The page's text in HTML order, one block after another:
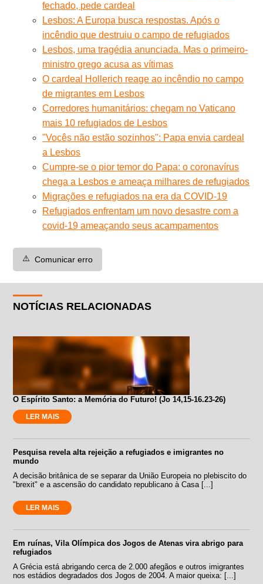
fechado, pede cardeal
Lesbos: A Europa busca respostas. Após o
incêndio que destruiu o campo de refugiados
Lesbos, uma tragédia anunciada. Mas o primeiro-
ministro grego acusa as vítimas
O cardeal Hollerich reage ao incêndio no campo
de migrantes em Lesbos
Corredores humanitários: chegam no Vaticano
mais 10 refugiados de Lesbos
"Vocês não estão sozinhos": Papa envia cardeal
a Lesbos
Cumpre-se o pior temor do Papa: o coronavírus
chega a Lesbos e ameaça milhares de refugiados
Migrações e refugiados na era da COVID-19
Refugiados enfrentam um novo desastre com a
covid-19 ameaçando seus acampamentos
⚠️ Comunicar erro
NOTÍCIAS RELACIONADAS
O Espírito Santo: a Memória do Futuro! (Jo 14,15-16.23-26)
LER MAIS
Pesquisa revela alta rejeição a refugiados e imigrantes no
mundo
A decisão britânica de se separar da União Europeia no plebiscito do
"brexit" e a ascensão do candidato republicano à Casa [...]
LER MAIS
Em ruínas, Vila Olímpica dos Jogos de Atenas vira abrigo para
refugiados
A Grécia está abrigando cerca de 2.000 afegãos e outros imigrantes
nos estádios degradados dos Jogos de 2004. A maior queixa: [...]